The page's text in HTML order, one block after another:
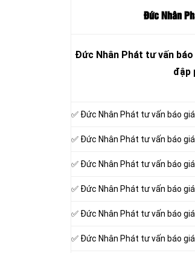
Đức Nhân
Đức Nhân Phát tư vấn
đập
✅ Đức Nhân Phát tư vấn báo
✅ Đức Nhân Phát tư vấn báo
✅ Đức Nhân Phát tư vấn báo
✅ Đức Nhân Phát tư vấn báo
✅ Đức Nhân Phát tư vấn báo
✅ Đức Nhân Phát tư vấn báo